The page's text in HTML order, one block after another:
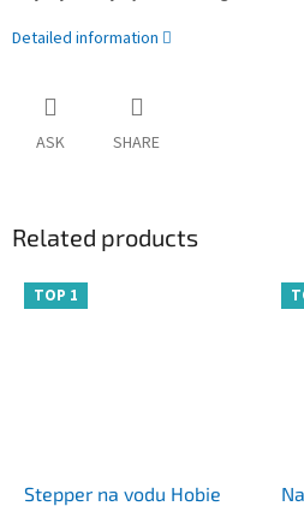
Detailed information
ASK SHARE
Related products
TOP 1
Stepper na vodu Hobie